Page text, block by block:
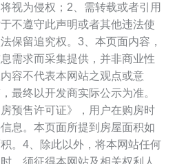
豪宅基因与远瞻的国
项目难以复制的灵魂
效果图。供参考
视为侵权；2、需转载或者引用
不遵守此声明或者其他违法使
保留追究权。3、本页面内容，
需求而采集提供，并非商业性
容不代表本网站之观点或意
最终以开发商实际公示为准。
预售许可证》，用户在购房时
息。本页面所提到房屋面积如
。4、除此以外，将本网站任何
，须征得本网站及相关权利人